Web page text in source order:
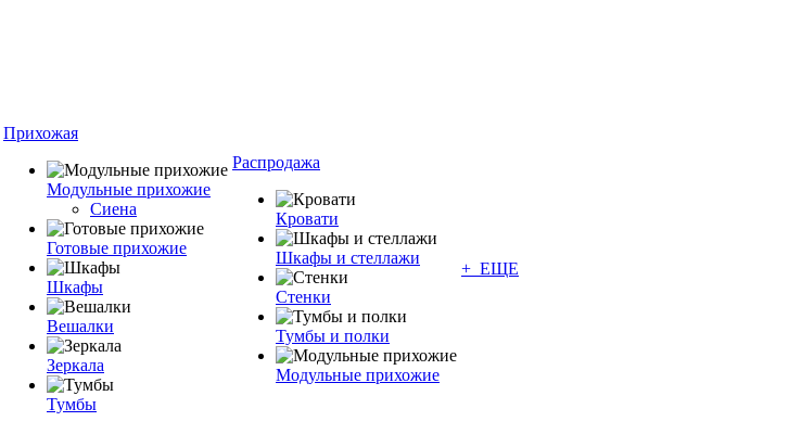
Прихожая
Модульные прихожие
Сиена
Готовые прихожие
Шкафы
Вешалки
Зеркала
Тумбы
Распродажа
Кровати
Шкафы и стеллажи
Стенки
Тумбы и полки
Модульные прихожие
+ ЕЩЕ